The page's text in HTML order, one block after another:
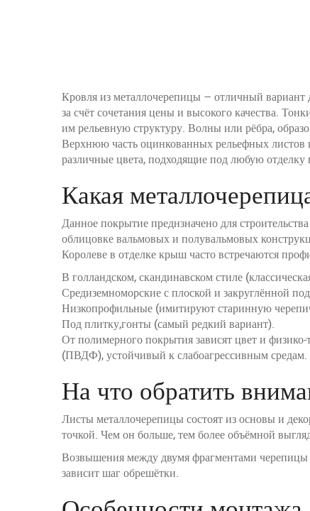
Кровля из металлочерепицы – отличный вариант
за счёт сочетания цены и высокого качества.
им рельевную структуру. Волны или рёбра,
Верхнюю часть оцинкованных рельефных
различные цвета, подходящие под любую
Какая
Данное покрытие преднзначено для
облицовке вальмовых и полувальмовых
Королеве в отделке крыш часто встречаются
В голландском, скандинавском стиле
Средиземноморские с плоской и закруглённой
Низкопрофильные (имитируют старинную
Под плитку,гонты (самый редкий вариант).
От полимерного покрытия зависят цвет и
(ПВДФ), устойчивый к слабоагрессивным средам.
На что обратить
Листы металлочерепицы состоят из основы и
точкой. Чем он больше, тем более объёмной
Возвышения между двумя фрагментами
зависит шаг обрешётки.